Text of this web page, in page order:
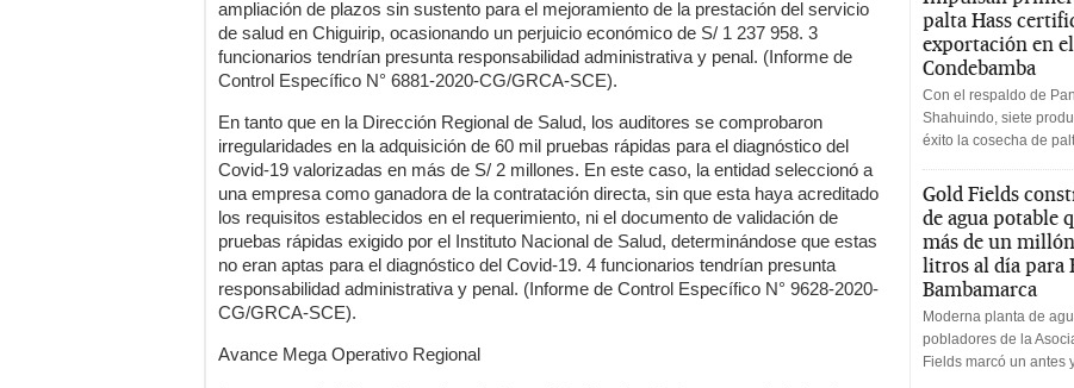
ampliación de plazos sin sustento para el mejoramiento de la prestación del servicio
de salud en Chiguirip, ocasionando un perjuicio económico de S/ 1 237 958. 3
funcionarios tendrían presunta responsabilidad administrativa y penal. (Informe de
Control Específico N° 6881-2020-CG/GRCA-SCE).
En tanto que en la Dirección Regional de Salud, los auditores se comprobaron
irregularidades en la adquisición de 60 mil pruebas rápidas para el diagnóstico del
Covid-19 valorizadas en más de S/ 2 millones. En este caso, la entidad seleccionó a
una empresa como ganadora de la contratación directa, sin que esta haya acreditado
los requisitos establecidos en el requerimiento, ni el documento de validación de
pruebas rápidas exigido por el Instituto Nacional de Salud, determinándose que estas
no eran aptas para el diagnóstico del Covid-19. 4 funcionarios tendrían presunta
responsabilidad administrativa y penal. (Informe de Control Específico N° 9628-2020-
CG/GRCA-SCE).
Avance Mega Operativo Regional
palta Hass
exportación en
Condebamba
Con el respaldo de
Shahuindo, siete
éxito la cosecha de
Gold Fields
de agua potable
más de un
litros al día para
Bambamarca
Moderna planta de
pobladores de la
Fields marcó un antes